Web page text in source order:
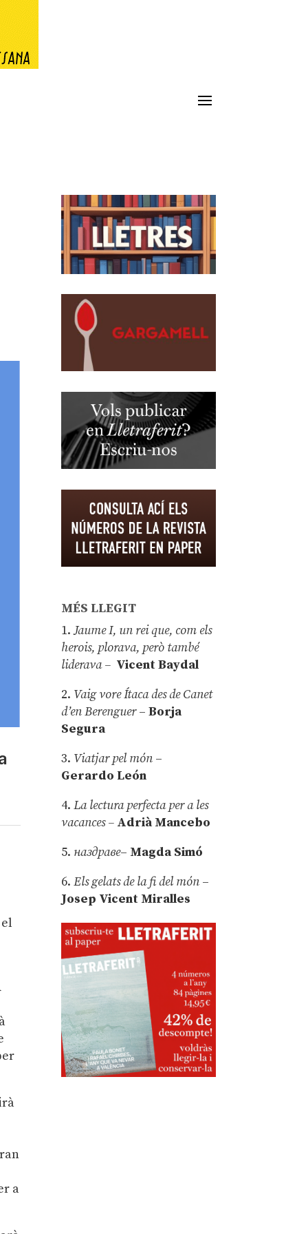
a
MÉS LLEGIT
1.Jaume I, un rei que, com els
herois, plorava, però també
liderava – Vicent Baydal
2. Vaig vore Ítaca des de Canet
d’en Berenguer–Borja
Segura
3. Viatjar pel món –
Gerardo León
4.La lectura perfecta per a les
vacances – Adrià Mancebo
5. наздраве– Magda Simó
6.Els gelats de la fi del món –
Josep Vicent Miralles